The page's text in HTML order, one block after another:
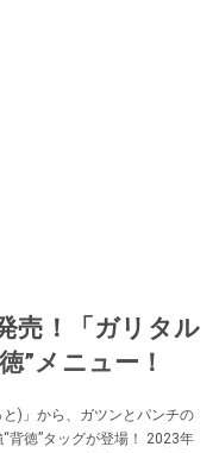
売！「ガリタル
”メニュー！
)」から、ガツンとパンチの
背徳”タッグが登場！ 2023年